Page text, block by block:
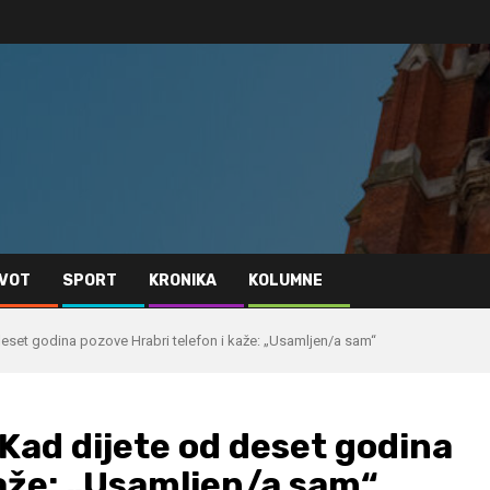
SPORT KRONIKA KOLUMNE
godina pozove Hrabri telefon i kaže: „Usamljen/a sam“
dijete od deset godina